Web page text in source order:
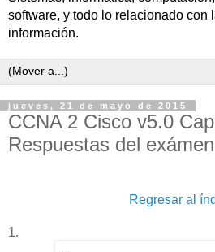
software, y todo lo relacionado con
información.
jueves, 21 de mayo de 2015
CCNA 2 Cisco v5.0
Respuestas del exámen
Regresar al
1.